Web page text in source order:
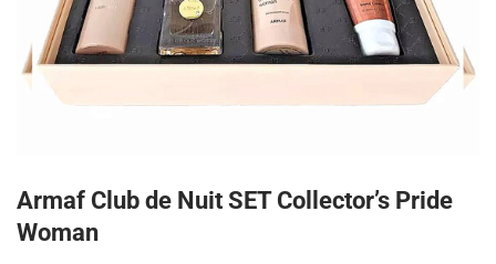
Armaf Club de Nuit SET Collector’s Pride
Woman